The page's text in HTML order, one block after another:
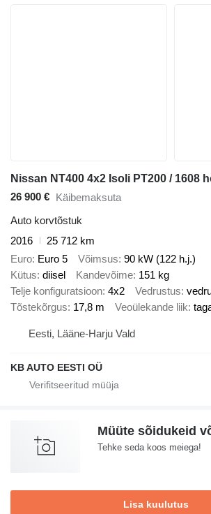
26 900 € Käibemaksuta
Auto korvtõstuk
2016
25 712 km
Euro Euro 5 Võimsus 90 kW (122 h.j.)
Kütus diisel Kandevõime 151 kg
Telje konfiguratsioon 4x2 Vedrustus
Tõstekõrgus 17,8 m Veoülekande liik
Eesti, Lääne-Harju Vald
KB AUTO EESTI OÜ
Müüte sõidukeid
Tehke seda koos meiega!
Lisa kuulutus